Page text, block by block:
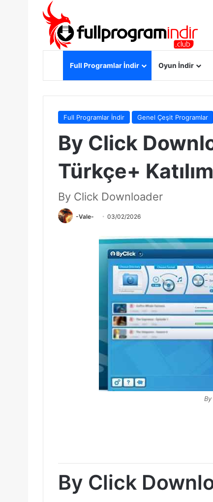
Anasayfa
Full Programlar İndir Oyun İndir
Full Programlar İndir Genel Çeşit Programlar
By Click
Türkçe+
By Click Downloader
-Vale- 03/02/2026
By Click